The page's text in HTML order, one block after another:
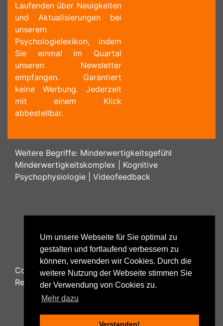
Um unsere Webseite für Sie optimal zu
gestalten und fortlaufend verbessern zu
können, verwenden wir Cookies. Durch die
weitere Nutzung der Webseite stimmen Sie
der Verwendung von Cookies zu.
Mehr dazu
Verstanden!
Laufenden über Neuigkeiten
und Aktualisierungen bei
unserem
Psychologielexikon, indem
Sie einmal im Quartal
unseren Newsletter
empfangen. Garantiert
keine Werbung. Jederzeit
mit einem Klick
abbestellbar.
Weitere Begriffe: Minderwertigkeitsgefühl
Minderwertigkeitskomplex
Kognitive
Psychophysiologie
Videofeedback
Copyright © 2026Psychology48.com - All Rights
Reserved.